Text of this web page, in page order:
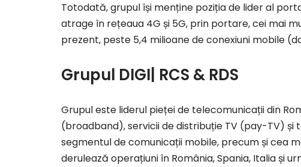
Totodată, grupul își menține poziția de lider al
atrage în rețeaua 4G și 5G, prin portare, cei mai
prezent, peste 5,4 milioane de conexiuni mobile
Grupul DIGI | RCS & RDS
Grupul este liderul pieței de telecomunicații din
(broadband), servicii de distribuție TV (pay-TV)
segmentul de comunicații mobile, precum și cea
derulează operațiuni în România, Spania, Italia și